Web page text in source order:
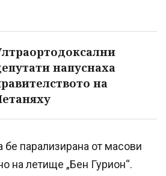
напуснаха
на
бе парализирана от масови
на летище „Бен Гурион“.